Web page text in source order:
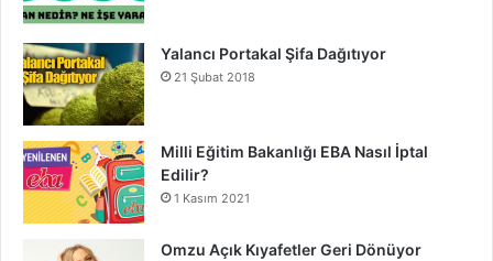
Yalancı Portakal Şifa Dağıtıyor
21 Şubat 2018
Milli Eğitim Bakanlığı EBA Nasıl İptal
Edilir?
1 Kasım 2021
Omzu Açık Kıyafetler Geri Dönüyor